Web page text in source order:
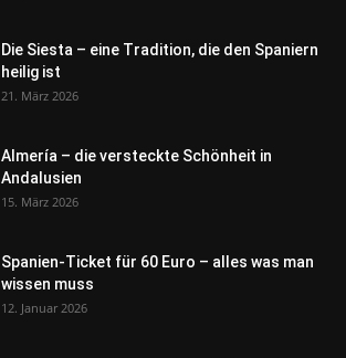
Die Siesta – eine Tradition, die den Spaniern
heilig ist
21. März 2026
Almería – die versteckte Schönheit in
Andalusien
15. März 2026
Spanien-Ticket für 60 Euro – alles was man
wissen muss
12. Januar 2026